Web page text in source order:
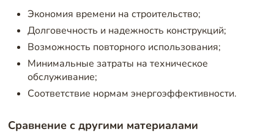
Экономия времени на строительство;
Долговечность и надежность конструкций;
Возможность повторного использования;
Минимальные затраты на техническое
обслуживание;
Соответствие нормам энергоэффективности.
Сравнение с другими материалами